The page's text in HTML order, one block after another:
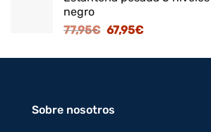
82,95€.
negro
77,95€ El
original
67,95€El
actual
Sobre nosotros